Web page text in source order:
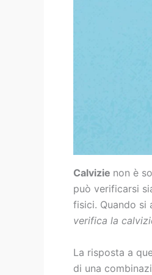
Calvizie non è
può verificarsi
fisici. Quando si
verifica la
La risposta a
di una